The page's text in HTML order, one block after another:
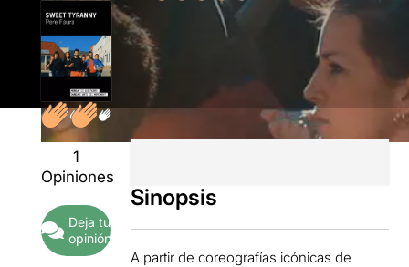
1
Opiniones
Deja tu
opinión
Sinopsis
A partir de coreografías icónicas de